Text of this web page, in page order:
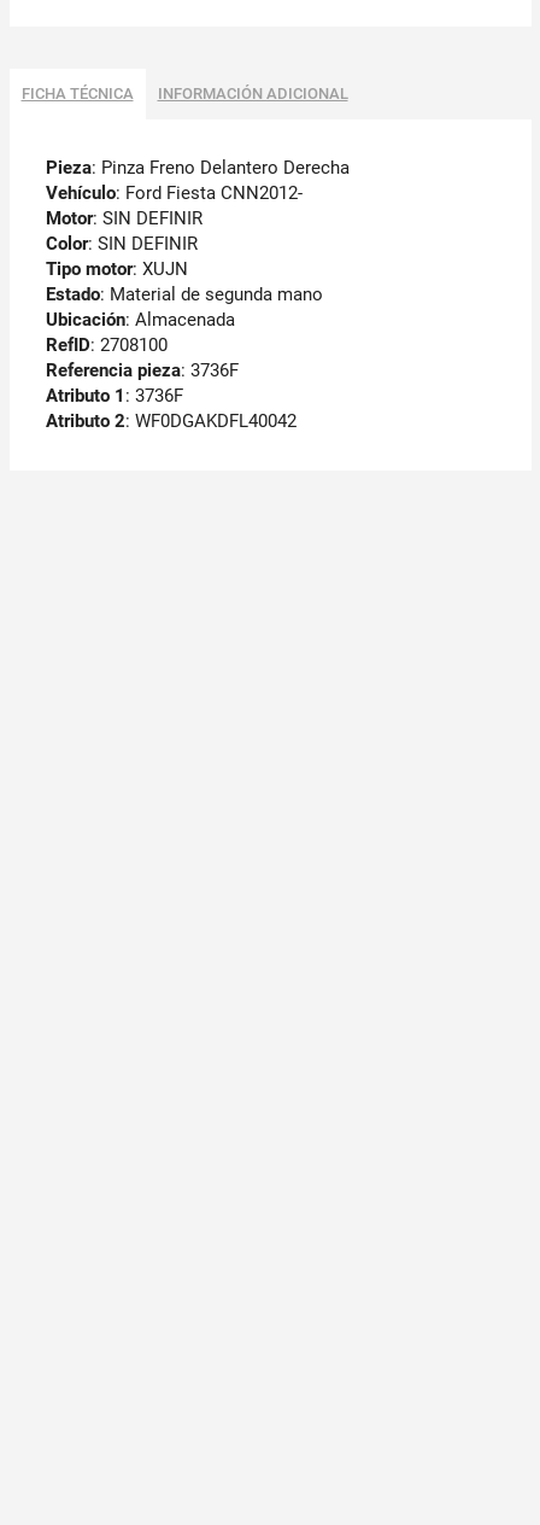
FICHA TÉCNICA INFORMACIÓN ADICIONAL
Pieza: Pinza Freno Delantero Derecha
Vehículo: Ford Fiesta CNN2012-
Motor: SIN DEFINIR
Color: SIN DEFINIR
Tipo motor: XUJN
Estado: Material de segunda mano
Ubicación: Almacenada
RefID: 2708100
Referencia pieza: 3736F
Atributo 1 : 3736F
Atributo 2: WF0DGAKDFL40042